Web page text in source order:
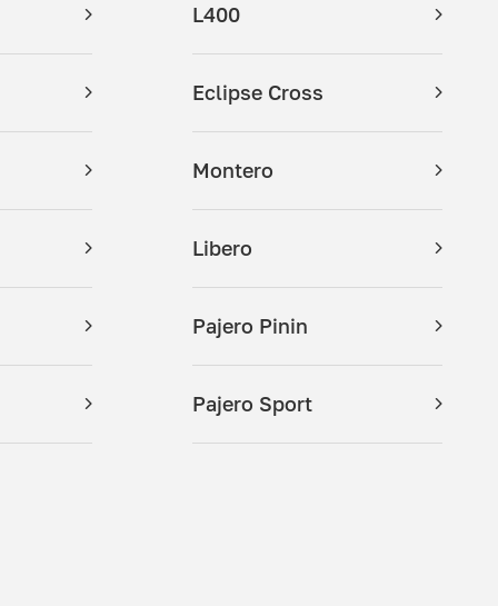
L400
Eclipse Cross
Montero
Libero
Pajero Pinin
Pajero Sport